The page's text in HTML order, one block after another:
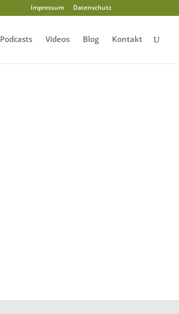
Impressum Datenschutz
Podcasts Videos Blog Kontakt